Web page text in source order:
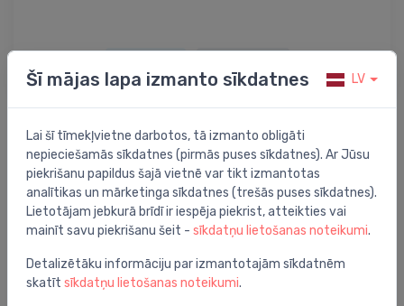
Preces apraksts
maisītāju komplekts vannasistabai StartEdge
(24196+24198+27942) , hroms
Šī mājas lapa izmanto sīkdatnes LV
Lai šī tīmekļvietne darbotos, tā izmanto obligāti
nepieciešamās sīkdatnes (pirmās puses sīkdatnes). Ar Jūsu
piekrišanu papildus šajā vietnē var tikt izmantotas
analītikas un mārketinga sīkdatnes (trešās puses sīkdatnes).
Lietotājam jebkurā brīdī ir iespēja piekrist, atteikties vai
mainīt savu piekrišanu šeit - sīkdatņu lietošanas noteikumi.
Detalizētāku informāciju par izmantotajām sīkdatnēm
skatīt sīkdatņu lietošanas noteikumi.